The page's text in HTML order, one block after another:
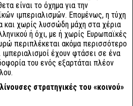
είναι το όχημα για την
ιμπεριαλισμών. Επομένως, η τύχη
και χωρίς λυσσώδη μάχη στα χέρια
ή όχι, με ή χωρίς Ευρωπαϊκές
περιπλέκεται ακόμα περισσότερο
έχουν φτάσει σε ένα
του ενός εξαρτάται πλέον
στρατηγικές του «κοινού»